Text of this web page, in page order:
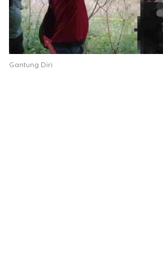
Gantung Diri